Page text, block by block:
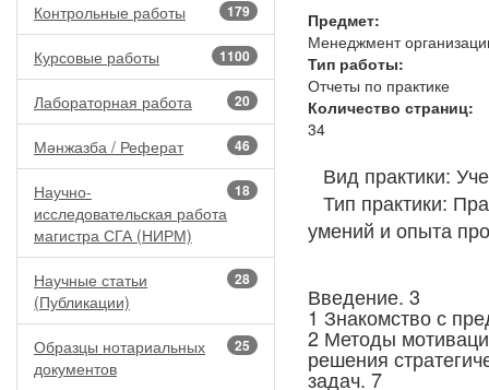
179
Контрольные работы
1100
Курсовые работы
20
Лабораторная работа
46
Мәнжазба / Реферат
18
Научно-
исследовательская работа
магистра СГА (НИРМ)
28
Научные статьи
(Публикации)
25
Образцы нотариальных
документов
Предмет:
Менеджмент
Тип работы:
Отчеты по практике
Количество страниц:
34
Вид практики:
Тип практики:
умений и опыта
Введение. 3
1 Знакомство с
2 Методы
решения
задач. 7